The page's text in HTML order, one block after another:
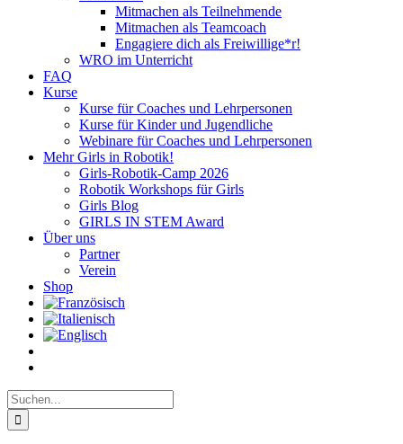
Mitmachen als Teilnehmende
Mitmachen als Teamcoach
Engagiere dich als Freiwillige*r!
WRO im Unterricht
FAQ
Kurse
Kurse für Coaches und Lehrpersonen
Kurse für Kinder und Jugendliche
Webinare für Coaches und Lehrpersonen
Mehr Girls in Robotik!
Girls-Robotik-Camp 2026
Robotik Workshops für Girls
Girls Blog
GIRLS IN STEM Award
Über uns
Partner
Verein
Shop
Suche
nach: